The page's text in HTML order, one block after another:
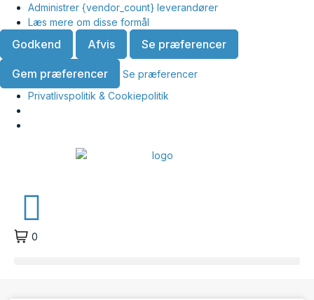
Administrer {vendor_count} leverandører
Læs mere om disse formål
Godkend Afvis Se præferencer
Gem præferencer
Se præferencer
Privatlivspolitik & Cookiepolitik
0